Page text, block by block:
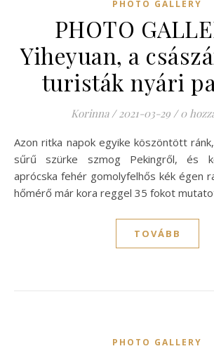
PHOTO GALLERY
PHOTO
Yiheyuan, a
turisták nyári
Korinna / 2021-03-29 / 0
Azon ritka napok egyike köszöntött ránk, amikor felszállt a
sűrű szürke szmog Pekingről, és
aprócska fehér gomolyfelhős kék égen
hőmérő már kora reggel 35 fokot
TOVÁBB
PHOTO GALLERY